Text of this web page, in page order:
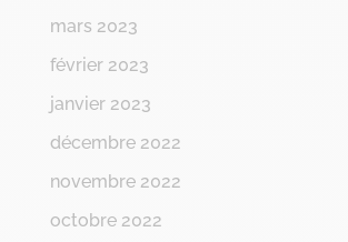
mars 2023
février 2023
janvier 2023
décembre 2022
novembre 2022
octobre 2022